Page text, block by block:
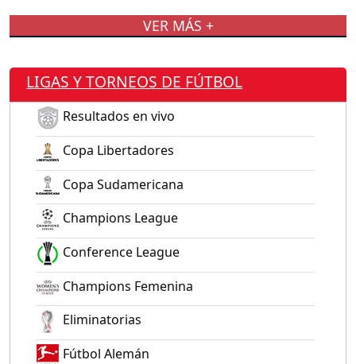
VER MÁS +
LIGAS Y TORNEOS DE FÚTBOL
Resultados en vivo
Copa Libertadores
Copa Sudamericana
Champions League
Conference League
Champions Femenina
Eliminatorias
Fútbol Alemán